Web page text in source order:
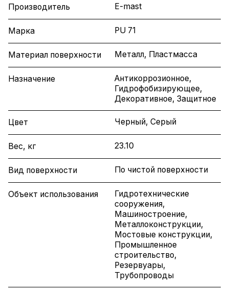
Производитель E-mast
Марка PU 71
Материал поверхности Металл, Пластмасса
Назначение
Антикоррозионное,
Гидрофобизирующее,
Декоративное, Защитное
Цвет Черный, Серый
Вес, кг 23.10
Вид поверхности По чистой поверхности
Объект использования
Гидротехнические
сооружения,
Машиностроение,
Металлоконструкции,
Мостовые конструкции,
Промышленное
строительство,
Резервуары,
Трубопроводы